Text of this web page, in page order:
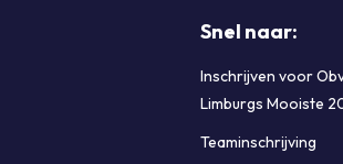
Snel naar:
Inschrijven voor
Limburgs Mooiste
Teaminschrijving